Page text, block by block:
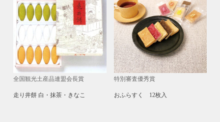
全国観光土産品連盟会長賞
走り井餅󠄀 白・抹茶・きなこ
特別審査優秀賞
おふらすく 12枚入